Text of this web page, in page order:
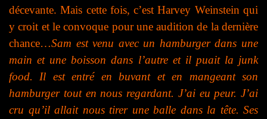
décevante. Mais cette fois, c’est Harvey Weinstein qui
y croit et le convoque pour une audition de la dernière
chance…Sam est venu avec un hamburger dans une
main et une boisson dans l’autre et il puait la junk
food. Il est entré en buvant et en mangeant son
hamburger tout en nous regardant. J’ai eu peur. J’ai
cru qu’il allait nous tirer une balle dans la tête. Ses